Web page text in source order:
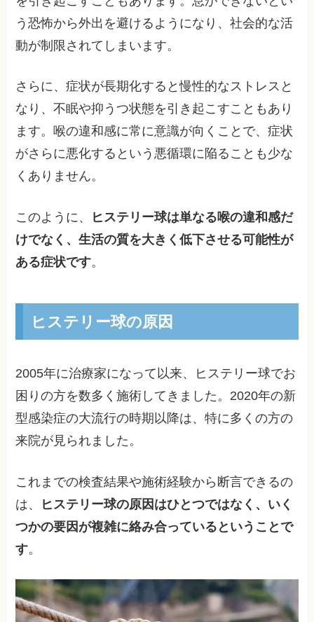
う恐怖から外出を避けるようになり、社会的な活
動が制限されてしまいます。
さらに、症状が長期化すると慢性的なストレスと
なり、不眠や抑うつ状態を引き起こすこともあり
ます。喉の違和感に常に意識が向くことで、症状
がさらに悪化するという悪循環に陥ることも少な
くありません。
このように、
ヒステリー球は単なる喉の違和感だ
けでなく、生活の質を大きく低下させる可能性が
ある症状です。
ヒステリー球の原因
2005年に治療家になって以来、ヒステリー球でお
困りの方を数多く施術してきました。2020年の新
型感染症の大流行の時期以降は、特に多くの方の
来院が見られました。
これまでの検査結果や施術経験から断言できるの
は、
ヒステリー球の原因はひとつではなく、いく
つかの要因が複雑に絡み合っているということで
す。